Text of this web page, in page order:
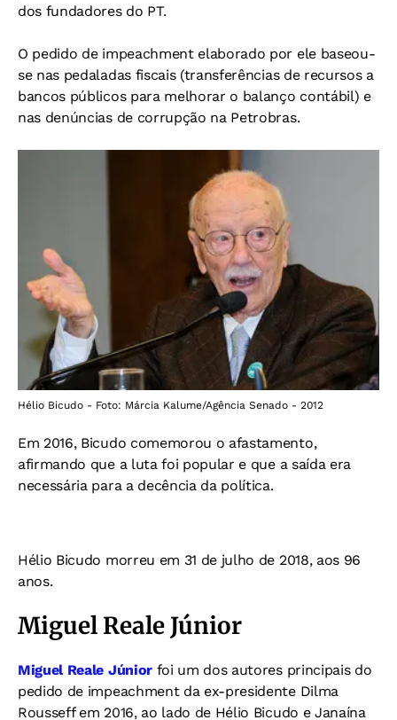
dos fundadores do PT.
O pedido de impeachment elaborado por ele baseou-
se nas pedaladas fiscais (transferências de recursos a
bancos públicos para melhorar o balanço contábil) e
nas denúncias de corrupção na Petrobras.
Hélio Bicudo - Foto: Márcia Kalume/Agência Senado - 2012
Em 2016, Bicudo comemorou o afastamento,
afirmando que a luta foi popular e que a saída era
necessária para a decência da política.
Hélio Bicudo morreu em 31 de julho de 2018, aos 96
anos.
Miguel Reale Júnior
Miguel Reale Júniorfoi um dos autores principais do
pedido de impeachment da ex-presidente Dilma
Rousseff em 2016, ao lado de Hélio Bicudo e Janaína